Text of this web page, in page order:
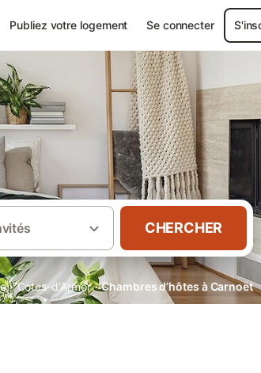
Publiez votre logement Se connecter
CHERCHER
· Cotes-d'Armor · Chambres d’hôtes à Carnoët